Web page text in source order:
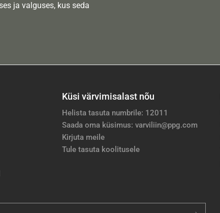
ja valguses, kus seda
Küsi värvimisalast nõu
Helista tasuta numbrile: 12011
Saada oma küsimus: varviliin@ppg.com
Kirjuta meile
Tule tasuta koolitusele